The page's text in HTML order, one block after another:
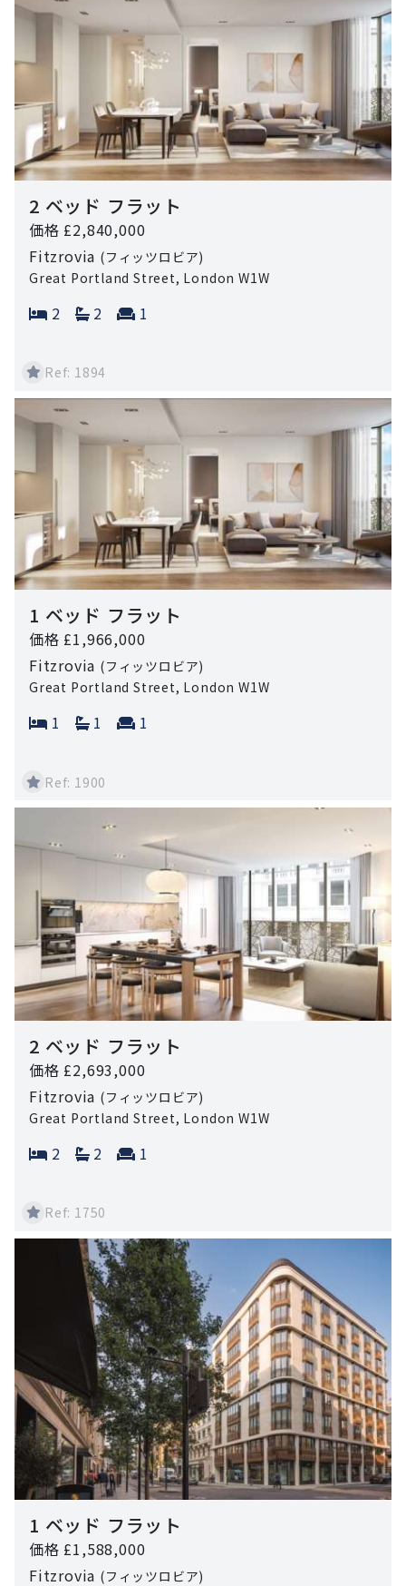
2 ベッド フラット
価格 £2,840,000
Fitzrovia (フィッツロビア)
Great Portland Street, London W1W
Bedrooms:
2 Bathrooms:
2 Reception rooms:
1
Ref: 1894
1 ベッド フラット
価格 £1,966,000
Fitzrovia (フィッツロビア)
Great Portland Street, London W1W
Bedrooms:
1 Bathrooms:
1 Reception rooms:
1
Ref: 1900
2 ベッド フラット
価格 £2,693,000
Fitzrovia (フィッツロビア)
Great Portland Street, London W1W
Bedrooms:
2 Bathrooms:
2 Reception rooms:
1
Ref: 1750
1 ベッド フラット
価格 £1,588,000
Fitzrovia (フィッツロビア)